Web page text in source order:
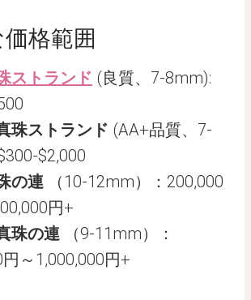
格範囲
ストランド (良質、7-8mm):
珠ストランド (AA+品質、7-
$2,000
の連 （10-12mm）：200,000
円+
珠の連 （9-11mm）：
～1,000,000円+